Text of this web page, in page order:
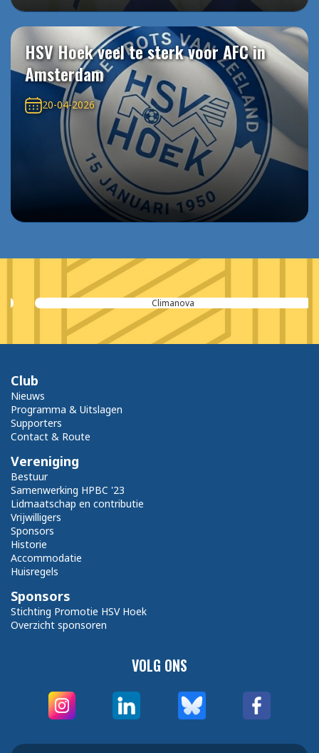
HSV Hoek veel te sterk voor AFC in
Amsterdam
20-04-2026
Climanova
VOLG ONS
Club
Nieuws
Programma & Uitslagen
Supporters
Contact & Route
Vereniging
Bestuur
Samenwerking HPBC '23
Lidmaatschap en contributie
Vrijwilligers
Sponsors
Historie
Accommodatie
Huisregels
Sponsors
Stichting Promotie HSV Hoek
Overzicht sponsoren